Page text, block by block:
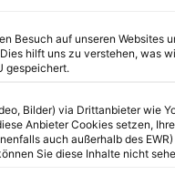
Besuch auf unseren Websites
hilft uns zu verstehen, was
gespeichert.
Bilder) via Drittanbieter wie
Anbieter Cookies setzen,
auch außerhalb des
Sie diese Inhalte nicht